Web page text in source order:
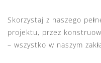
Skorzystaj z naszego
projektu, przez
– wszystko w naszym